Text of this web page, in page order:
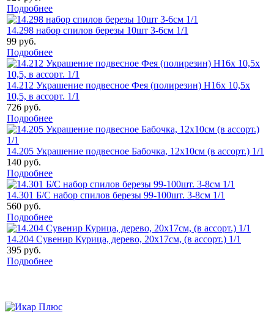
Подробнее
14.298 набор спилов березы 10шт 3-6см 1/1
99 руб.
Подробнее
14.212 Украшение подвесное Фея (полирезин) Н16х 10,5х
10,5, в ассорт. 1/1
726 руб.
Подробнее
14.205 Украшение подвесное Бабочка, 12х10см (в ассорт.) 1/1
140 руб.
Подробнее
14.301 Б/С набор спилов березы 99-100шт. 3-8см 1/1
560 руб.
Подробнее
14.204 Сувенир Курица, дерево, 20х17см, (в ассорт.) 1/1
395 руб.
Подробнее